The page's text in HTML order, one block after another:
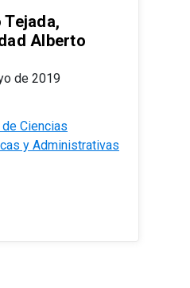
Alberto
de 2019
de Ciencias
y Administrativas